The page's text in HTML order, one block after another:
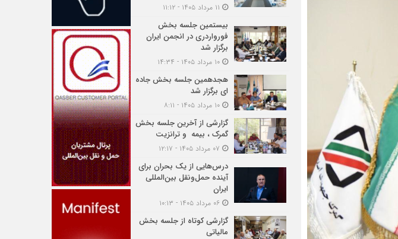
بیستمین جلسه بخش
فورواردری در انجمن ایران
برگزار شد
۱۰ مرداد ۱۴۰۵ - ۱۴:۳۴
هجدهمین جلسه بخش جاده
ای برگزار شد
۱۰ مرداد ۱۴۰۵ - ۸:۱۱
گزارشی از آخرین جلسه بخش
گمرک ، بیمه و ترانزیت
درس‌هایی از یک بحران برای
آینده حمل‌ونقل بین‌المللی
ایران
گزارشی کوتاه از جلسه بخش
مالیاتی